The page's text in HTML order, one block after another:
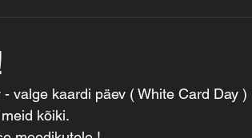
valge kaardi päev ( White Card Day )
kõiki.